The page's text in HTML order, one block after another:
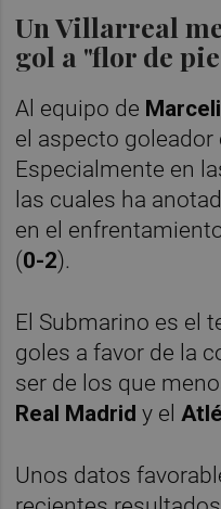
Un Villarreal
gol a "flor de
Al equipo de
el aspecto goleador
Especialmente en
las cuales ha
en el
(0-2).
El Submarino es el
goles a favor de la
ser de los que
Real Madrid y el
Unos datos